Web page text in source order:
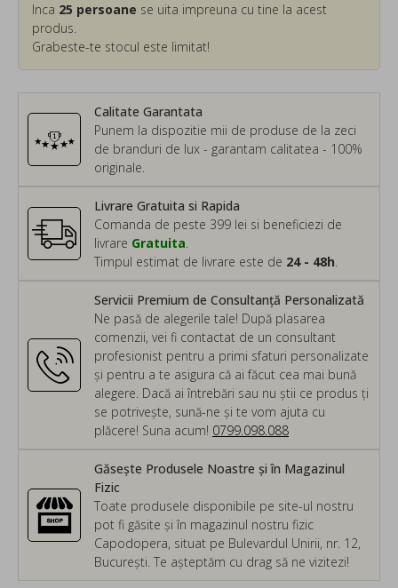
Calitate Garantata
Punem la dispozitie mii de produse de la zeci
de branduri de lux - garantam calitatea - 100%
originale.
Inca 25 persoane se uita impreuna cu tine la acest
produs.
Grabeste-te stocul este limitat!
Servicii Premium de Consultanță Personalizată
Ne pasă de alegerile tale! După plasarea
comenzii, vei fi contactat de un consultant
profesionist pentru a primi sfaturi personalizate
și pentru a te asigura că ai făcut cea mai bună
alegere. Dacă ai întrebări sau nu știi ce produs ți
se potrivește, sună-ne și te vom ajuta cu
plăcere! Suna acum! 0799.098.088
Livrare Gratuita si Rapida
Comanda de peste 399 lei si beneficiezi de
livrare Gratuita.
Timpul estimat de livrare este de 24 - 48h.
Găsește Produsele Noastre și în Magazinul
Fizic
Toate produsele disponibile pe site-ul nostru
pot fi găsite și în magazinul nostru fizic
Capodopera, situat pe Bulevardul Unirii, nr. 12,
București. Te așteptăm cu drag să ne vizitezi!